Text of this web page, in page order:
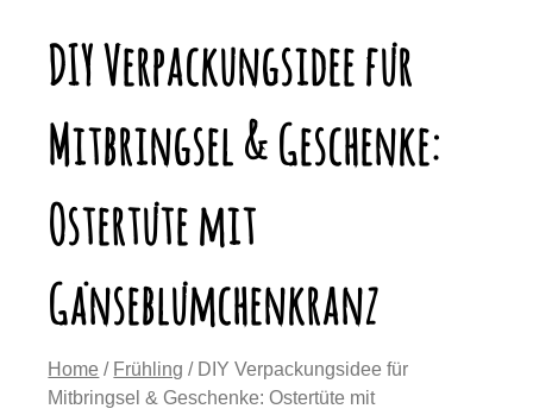
DIY Verpackungsidee für
Mitbringsel & Geschenke:
Ostertüte mit
Gänseblümchenkranz
Home / Frühling / DIY Verpackungsidee für
Mitbringsel & Geschenke: Ostertüte mit